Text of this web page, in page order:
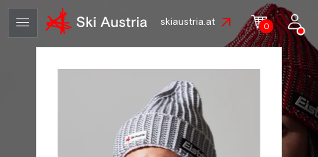
skiaustria.at 0